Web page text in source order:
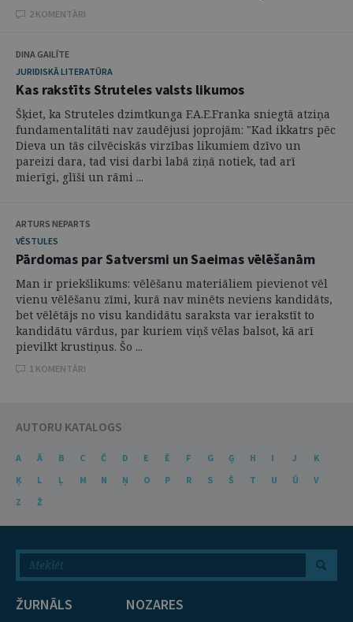
2 KOMENTĀRI
DINA GAILĪTE
JURIDISKĀ LITERATŪRA
Kas rakstīts Struteles valsts likumos
Šķiet, ka Struteles dzimtkunga F.A.E.Franka sniegtā atziņa
fundamentalitāti nav zaudējusi joprojām: "Kad ikkatrs pēc
Dieva un tās cilvēciskās virzības likumiem dzīvo un
pareizi dara, tad visi darbi labā ziņā notiek, tad arī
mierīgi, glīši un rāmi ...
ARTURS NEPARTS
VĒSTULES
Pārdomas par Satversmi un Saeimas vēlēšanām
Man ir priekšlikums: vēlēšanu materiāliem pievienot vēl
vienu vēlēšanu zīmi, kurā nav minēts neviens kandidāts,
bet vēlētājs no visu kandidātu saraksta var ierakstīt to
kandidātu vārdus, par kuriem viņš vēlas balsot, kā arī
pievilkt krustiņus. Šo ...
1 KOMENTĀRI
AUTORU KATALOGS
A Ā B C Č D E Ē F G Ģ H I J
K
Ķ
L Ļ M N Ņ O P R S Š T U Ū
V
Z
Ž
ŽURNĀLS
NOZARES